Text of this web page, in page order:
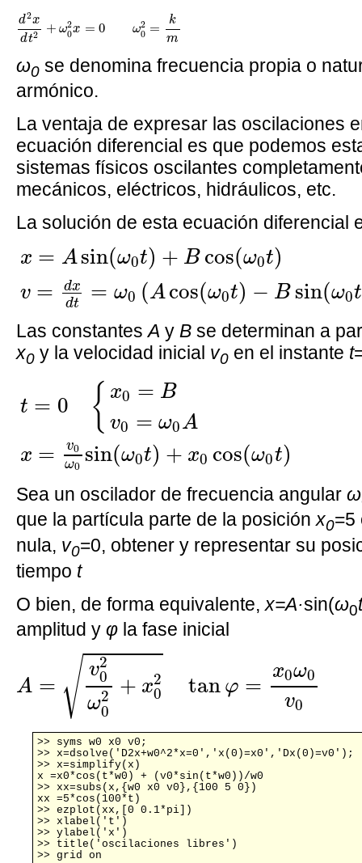
d2x
dt2 + ω2
0x = 0 ω2
0 =
k
m
2x =
ω0 se denomina frecuencia propia o
armónico.
La ventaja de expresar las oscilaciones
ecuación diferencial es que podemos
sistemas físicos oscilantes
mecánicos, eléctricos, hidráulicos, etc.
La solución de esta ecuación diferencial
x = Asin(ω0t) + B cos(ω0t)
v = dx
dt = ω0 (A cos(ω0t) − B sin(ω0t
sin ω 0 +B cos( t) =d
Las constantesA y B se determinan a
x0 y la velocidad inicial v0 en el instante t
t = 0 { x0 = B
v0 = ω0A
x = v0
ω0
sin(ω0t) + x0 cos(ω0t)
0= ω
Sea un oscilador de frecuencia angular ω
que la partícula parte de la posiciónx0=5
nula, v0=0, obtener y representar su
tiempo t
O bien, de forma equivalente, x=A·sin(ω0
amplitud y φ la fase inicial
A = √ v2
0
ω2
0
+ x2
0
tan φ =
x0ω0
v0
ω02+x02
>> syms w0 x0 v0;
>> x=dsolve('D2x+w0^2*x=0','x(0)=x0','Dx(0)=v0');
>> x=simplify(x)
x =x0*cos(t*w0) + (v0*sin(t*w0))/w0
>> xx=subs(x,{w0 x0 v0},{100 5 0})
xx =5*cos(100*t)
>> ezplot(xx,[0 0.1*pi])
>> xlabel('t')
>> ylabel('x')
>> title('oscilaciones libres')
>> grid on